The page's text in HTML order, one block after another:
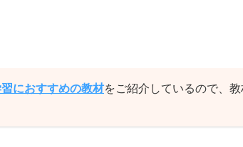
におすすめの教材をご紹介しているので、